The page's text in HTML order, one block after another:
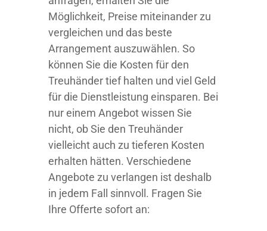
Möglichkeit, Preise miteinander zu
vergleichen und das beste
Arrangement auszuwählen. So
können Sie die Kosten für den
Treuhänder tief halten und viel Geld
für die Dienstleistung einsparen. Bei
nur einem Angebot wissen Sie
nicht, ob Sie den Treuhänder
vielleicht auch zu tieferen Kosten
erhalten hätten. Verschiedene
Angebote zu verlangen ist deshalb
in jedem Fall sinnvoll. Fragen Sie
Ihre Offerte sofort an: